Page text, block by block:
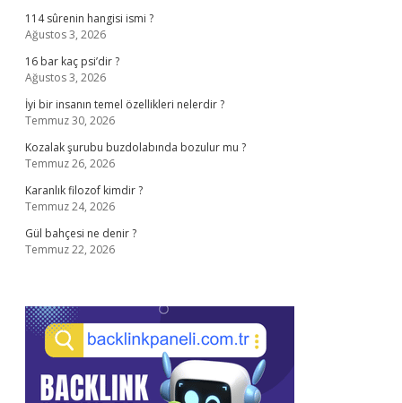
114 sûrenin hangisi ismi ?
Ağustos 3, 2026
16 bar kaç psi’dir ?
Ağustos 3, 2026
İyi bir insanın temel özellikleri nelerdir ?
Temmuz 30, 2026
Kozalak şurubu buzdolabında bozulur mu ?
Temmuz 26, 2026
Karanlık filozof kimdir ?
Temmuz 24, 2026
Gül bahçesi ne denir ?
Temmuz 22, 2026